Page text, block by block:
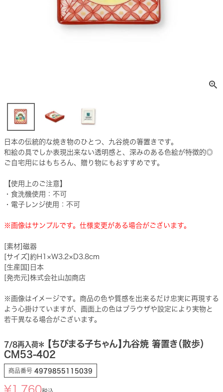
日本の伝統的な焼き物のひとつ、九谷焼の箸置きです。
和絵の具でしか表現出来ない透明感と、深みのある色絵が特徴的◎
ご自宅用にはもちろん、贈り物にもおすすめです。
【使用上のご注意】
・食洗機使用：不可
・電子レンジ使用：不可
※画像はサンプルです。仕様変更がある場合がございます。
[素材]磁器
[サイズ]約H1×W3.2×D3.8cm
[生産国]日本
[発売元]株式会社山加商店
※画像はイメージです。商品の色や質感を出来るだけ忠実に再現する
よう心掛けていますが、画面上の色はブラウザや設定により実物と
若干異なる場合がございます。
7/8再入荷＊
【ちびまる子ちゃん】九谷焼 箸置き（散歩）
CM53-402
商品番号 4979855115039
¥1,760